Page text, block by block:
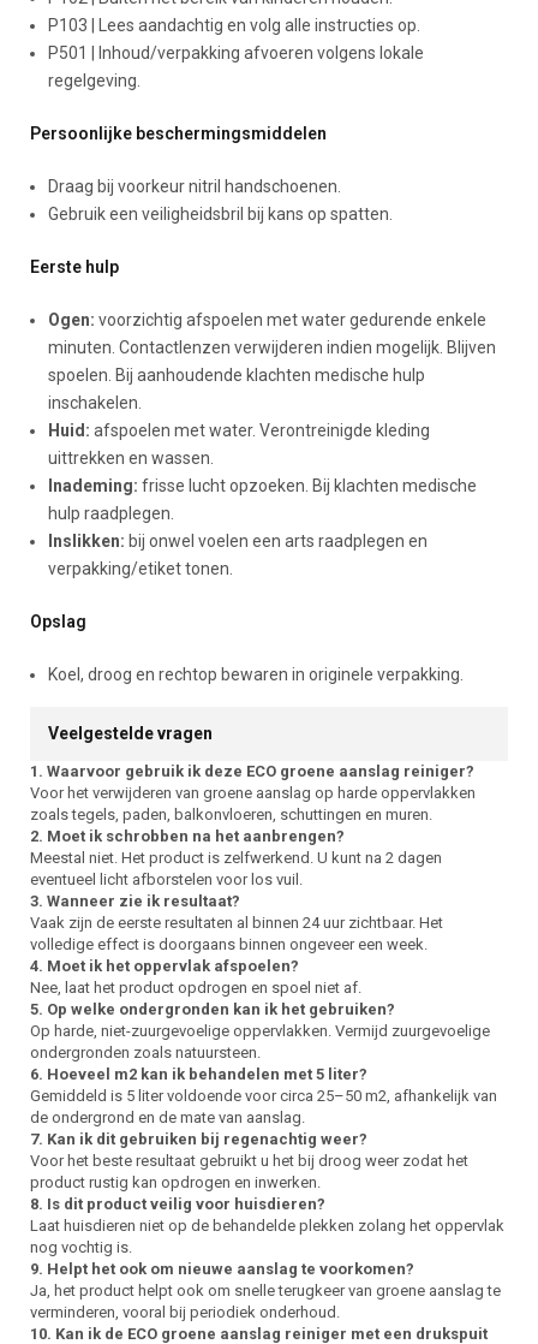
P103 | Lees aandachtig en volg alle instructies op.
P501 | Inhoud/verpakking afvoeren volgens lokale
regelgeving.
Persoonlijke beschermingsmiddelen
Draag bij voorkeur nitril handschoenen.
Gebruik een veiligheidsbril bij kans op spatten.
Eerste hulp
Ogen: voorzichtig afspoelen met water gedurende enkele
minuten. Contactlenzen verwijderen indien mogelijk. Blijven
spoelen. Bij aanhoudende klachten medische hulp
inschakelen.
Huid: afspoelen met water. Verontreinigde kleding
uittrekken en wassen.
Inademing: frisse lucht opzoeken. Bij klachten medische
hulp raadplegen.
Inslikken: bij onwel voelen een arts raadplegen en
verpakking/etiket tonen.
Opslag
Koel, droog en rechtop bewaren in originele verpakking.
Veelgestelde vragen
1. Waarvoor gebruik ik deze ECO groene aanslag reiniger?
Voor het verwijderen van groene aanslag op harde oppervlakken
zoals tegels, paden, balkonvloeren, schuttingen en muren.
2. Moet ik schrobben na het aanbrengen?
Meestal niet. Het product is zelfwerkend. U kunt na 2 dagen
eventueel licht afborstelen voor los vuil.
3. Wanneer zie ik resultaat?
Vaak zijn de eerste resultaten al binnen 24 uur zichtbaar. Het
volledige effect is doorgaans binnen ongeveer een week.
4. Moet ik het oppervlak afspoelen?
Nee, laat het product opdrogen en spoel niet af.
5. Op welke ondergronden kan ik het gebruiken?
Op harde, niet-zuurgevoelige oppervlakken. Vermijd zuurgevoelige
ondergronden zoals natuursteen.
6. Hoeveel m2 kan ik behandelen met 5 liter?
Gemiddeld is 5 liter voldoende voor circa 25–50 m2, afhankelijk van
de ondergrond en de mate van aanslag.
7. Kan ik dit gebruiken bij regenachtig weer?
Voor het beste resultaat gebruikt u het bij droog weer zodat het
product rustig kan opdrogen en inwerken.
8. Is dit product veilig voor huisdieren?
Laat huisdieren niet op de behandelde plekken zolang het oppervlak
nog vochtig is.
9. Helpt het ook om nieuwe aanslag te voorkomen?
Ja, het product helpt ook om snelle terugkeer van groene aanslag te
verminderen, vooral bij periodiek onderhoud.
10. Kan ik de ECO groene aanslag reiniger met een drukspuit